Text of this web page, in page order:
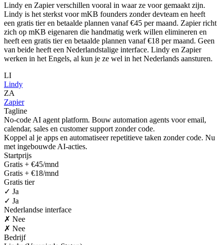
Lindy en Zapier verschillen vooral in waar ze voor gemaakt zijn.
Lindy is het sterkst voor mKB founders zonder devteam en heeft
een gratis tier en betaalde plannen vanaf €45 per maand. Zapier richt
zich op mKB eigenaren die handmatig werk willen elimineren en
heeft een gratis tier en betaalde plannen vanaf €18 per maand. Geen
van beide heeft een Nederlandstalige interface. Lindy en Zapier
werken in het Engels, al kun je ze wel in het Nederlands aansturen.
LI
Lindy
ZA
Zapier
Tagline
No-code AI agent platform. Bouw automation agents voor email,
calendar, sales en customer support zonder code.
Koppel al je apps en automatiseer repetitieve taken zonder code. Nu
met ingebouwde AI-acties.
Startprijs
Gratis + €45/mnd
Gratis + €18/mnd
Gratis tier
✓ Ja
✓ Ja
Nederlandse interface
✗ Nee
✗ Nee
Bedrijf